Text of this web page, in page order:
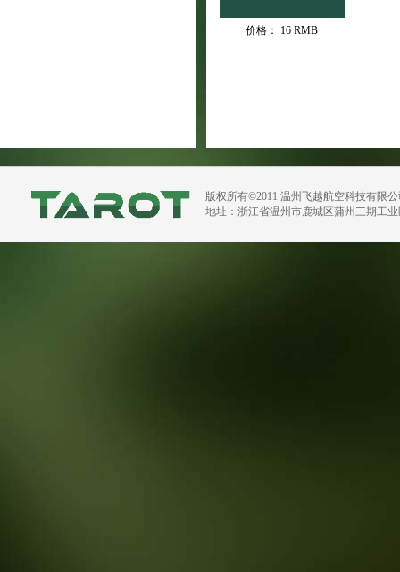
价格： 16 RMB
版权所有©2011 温州飞越航空科技有限
地址：浙江省温州市鹿城区蒲州三期工业